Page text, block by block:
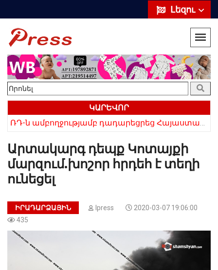
Լեզու
ԿԱՐԵՎՈՐ
Արտակարգ դեպք Կոտայքի
մարզում.խոշոր հրդեհ է տեղի
ունեցել
ԻՐԱԴԱՐՁԱՅԻՆ Ipress
2020-03-07 19:06:00
435